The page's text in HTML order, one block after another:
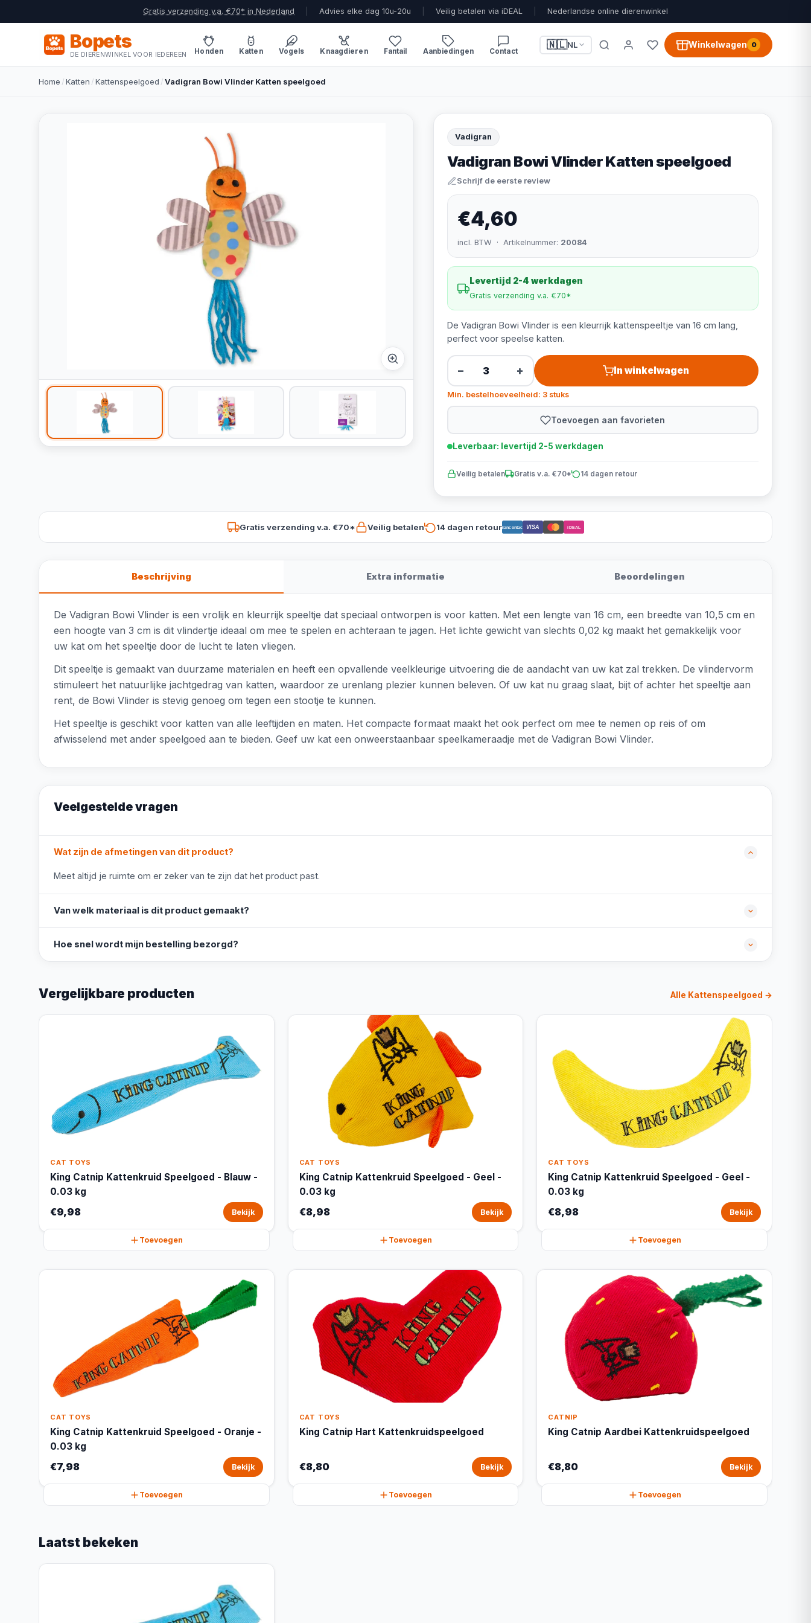
Gratis verzending v.a. €70* in Nederland Advies elke dag 10u-20u Veilig betalen via iDEAL Nederlandse online dierenwinkel
Bopets
DE DIERENWINKEL VOOR IEDEREEN Honden Katten Vogels Knaagdieren Fantail Aanbiedingen Contact
🇳🇱NL Winkelwagen 0
Home /Katten /Kattenspeelgoed /Vadigran Bowi Vlinder Katten speelgoed
Vadigran
Vadigran Bowi Vlinder Katten speelgoed
Schrijf de eerste review
€4,60
incl. BTW · Artikelnummer: 20084
Levertijd 2-4 werkdagen
Gratis verzending v.a. €70*
De Vadigran Bowi Vlinder is een kleurrijk kattenspeeltje van 16 cm lang,
perfect voor speelse katten.
− + In winkelwagen
Min. bestelhoeveelheid: 3 stuks
Toevoegen aan favorieten
Leverbaar: levertijd 2-5 werkdagen
Veilig betalen Gratis v.a. €70* 14 dagen retour
Gratis verzending v.a. €70* Veilig betalen 14 dagen retourBancontact VISA iDEAL
Beschrijving Extra informatie Beoordelingen
De Vadigran Bowi Vlinder is een vrolijk en kleurrijk speeltje dat speciaal ontworpen is voor katten. Met een lengte van 16 cm, een breedte van 10,5 cm en
een hoogte van 3 cm is dit vlindertje ideaal om mee te spelen en achteraan te jagen. Het lichte gewicht van slechts 0,02 kg maakt het gemakkelijk voor
uw kat om het speeltje door de lucht te laten vliegen.
Dit speeltje is gemaakt van duurzame materialen en heeft een opvallende veelkleurige uitvoering die de aandacht van uw kat zal trekken. De vlindervorm
stimuleert het natuurlijke jachtgedrag van katten, waardoor ze urenlang plezier kunnen beleven. Of uw kat nu graag slaat, bijt of achter het speeltje aan
rent, de Bowi Vlinder is stevig genoeg om tegen een stootje te kunnen.
Het speeltje is geschikt voor katten van alle leeftijden en maten. Het compacte formaat maakt het ook perfect om mee te nemen op reis of om
afwisselend met ander speelgoed aan te bieden. Geef uw kat een onweerstaanbaar speelkameraadje met de Vadigran Bowi Vlinder.
Veelgestelde vragen
Wat zijn de afmetingen van dit product?
Meet altijd je ruimte om er zeker van te zijn dat het product past.
Van welk materiaal is dit product gemaakt?
Hoe snel wordt mijn bestelling bezorgd?
Vergelijkbare producten Alle Kattenspeelgoed →
CAT TOYS
King Catnip Kattenkruid Speelgoed - Blauw -
0.03 kg
€9,98 Bekijk
Toevoegen
CAT TOYS
King Catnip Kattenkruid Speelgoed - Geel -
0.03 kg
€8,98 Bekijk
Toevoegen
CAT TOYS
King Catnip Kattenkruid Speelgoed - Geel -
0.03 kg
€8,98 Bekijk
Toevoegen
CAT TOYS
King Catnip Kattenkruid Speelgoed - Oranje -
0.03 kg
€7,98 Bekijk
Toevoegen
CAT TOYS
King Catnip Hart Kattenkruidspeelgoed
€8,80 Bekijk
Toevoegen
CATNIP
King Catnip Aardbei Kattenkruidspeelgoed
€8,80 Bekijk
Toevoegen
Laatst bekeken